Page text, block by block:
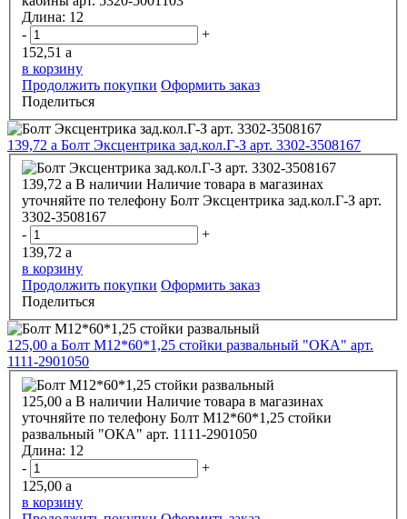
Длина: 12
-
+
152,51 a
в корзину
Продолжить покупки Оформить заказ
Поделиться
139,72 a Болт Эксцентрика зад.кол.Г-З арт. 3302-3508167
139,72 a В наличии Наличие товара в магазинах
уточняйте по телефону Болт Эксцентрика зад.кол.Г-З арт.
3302-3508167
-
+
139,72 a
в корзину
Продолжить покупки Оформить заказ
Поделиться
125,00 a Болт М12*60*1,25 стойки развальный "ОКА" арт.
1111-2901050
125,00 a В наличии Наличие товара в магазинах
уточняйте по телефону Болт М12*60*1,25 стойки
развальный "ОКА" арт. 1111-2901050
Длина: 12
-
+
125,00 a
в корзину